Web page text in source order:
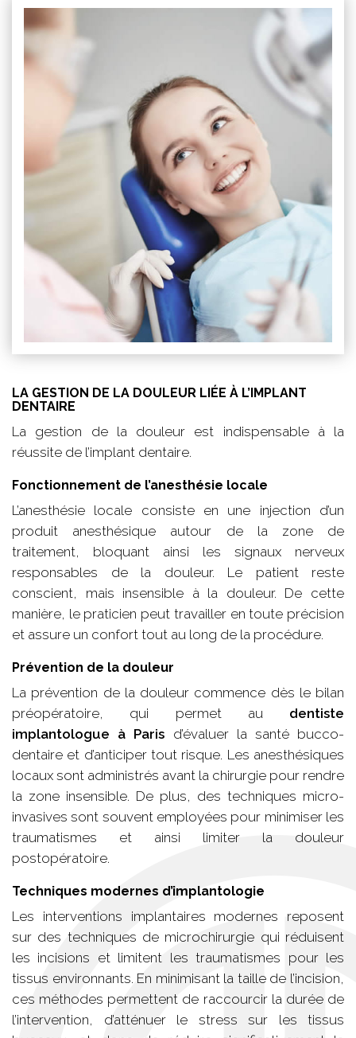
LA GESTION DE LA DOULEUR LIÉE À L’IMPLANT
DENTAIRE
La gestion de la douleur est indispensable à la
réussite de l’implant dentaire.
Fonctionnement de l’anesthésie locale
L’anesthésie locale consiste en une injection d’un
produit anesthésique autour de la zone de
traitement, bloquant ainsi les signaux nerveux
responsables de la douleur. Le patient reste
conscient, mais insensible à la douleur. De cette
manière, le praticien peut travailler en toute précision
et assure un confort tout au long de la procédure.
Prévention de la douleur
La prévention de la douleur commence dès le bilan
préopératoire, qui permet au dentiste
implantologue à Paris d’évaluer la santé bucco-
dentaire et d’anticiper tout risque. Les anesthésiques
locaux sont administrés avant la chirurgie pour rendre
la zone insensible. De plus, des techniques micro-
invasives sont souvent employées pour minimiser les
traumatismes et ainsi limiter la douleur
postopératoire.
Techniques modernes d’implantologie
Les interventions implantaires modernes reposent
sur des techniques de microchirurgie qui réduisent
les incisions et limitent les traumatismes pour les
tissus environnants. En minimisant la taille de l’incision,
ces méthodes permettent de raccourcir la durée de
l’intervention, d’atténuer le stress sur les tissus